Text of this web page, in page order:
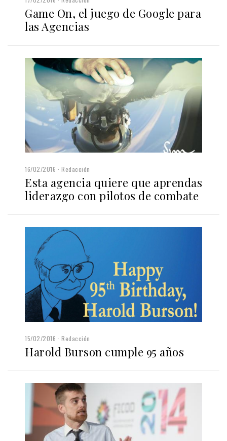
Game On, el juego de Google para
las Agencias
16/02/2016 Redacción
Esta agencia quiere que aprendas
liderazgo con pilotos de combate
15/02/2016 Redacción
Harold Burson cumple 95 años